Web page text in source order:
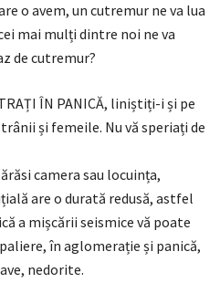
o avem, un cutremur ne va lua
mai mulți dintre noi ne va
de cutremur?
ÎN PANICĂ, liniștiți-i și pe
și femeile. Nu vă speriați de
camera sau locuința,
are o durată redusă, astfel
a mișcării seismice vă poate
în aglomerație și panică,
nedorite.